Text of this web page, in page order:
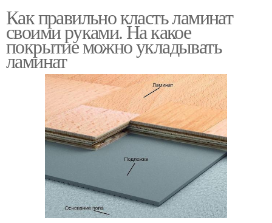
Как правильно класть ламинат
своими руками. На какое
покрытие можно укладывать
ламинат